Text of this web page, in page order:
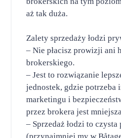
aż tak duża.
Zalety sprzedaży łodzi
– Nie płacisz prowizji ani
brokerskiego.
– Jest to rozwiązanie
jednostek, gdzie potrzeba
marketingu i
przez brokera jest
– Sprzedaż łodzi to czysta